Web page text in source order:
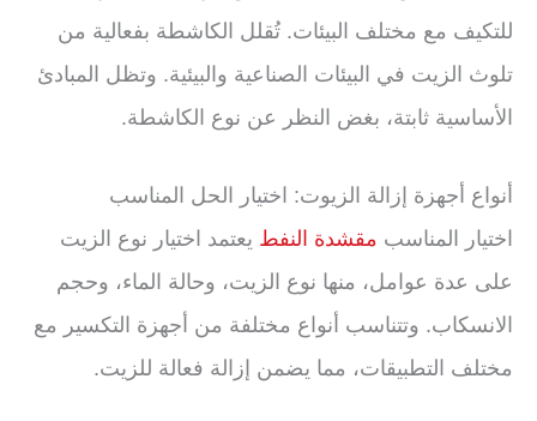
للتكيف مع مختلف البيئات. تُقلل الكاشطة بفعالية من
تلوث الزيت في البيئات الصناعية والبيئية. وتظل المبادئ
الأساسية ثابتة، بغض النظر عن نوع الكاشطة.
أنواع أجهزة إزالة الزيوت: اختيار الحل المناسب
اختيار المناسب مقشدة النفط يعتمد اختيار نوع الزيت
على عدة عوامل، منها نوع الزيت، وحالة الماء، وحجم
الانسكاب. وتتناسب أنواع مختلفة من أجهزة التكسير مع
مختلف التطبيقات، مما يضمن إزالة فعالة للزيت.